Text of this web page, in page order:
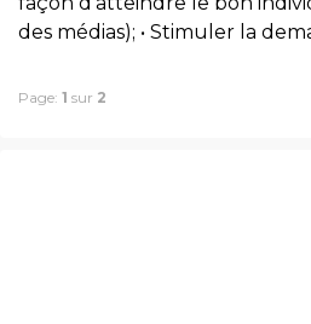
des médias); • Stimuler la
Page: 1 sur 2